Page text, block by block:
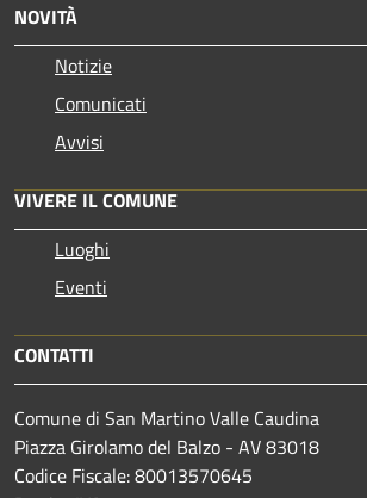
NOVITÀ
Notizie
Comunicati
Avvisi
VIVERE IL COMUNE
Luoghi
Eventi
CONTATTI
Comune di San Martino Valle Caudina
Piazza Girolamo del Balzo - AV 83018
Codice Fiscale: 80013570645